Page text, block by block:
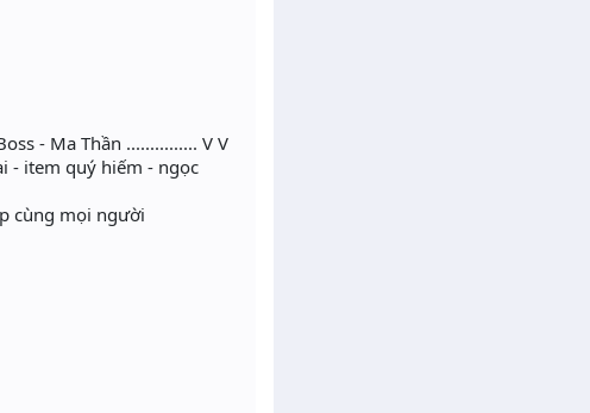
- Ma Thần ............... V V
- item quý hiếm - ngọc
cùng mọi người